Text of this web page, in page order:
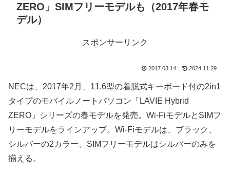
ZERO」SIMフリーモデルも（2017年春モ
デル）
スポンサーリンク
2017.03.14 2024.11.29
NECは、2017年2月、11.6型の着脱式キーボード付の2in1
タイプのモバイルノートパソコン「LAVIE Hybrid
ZERO」シリーズの春モデルを発売。Wi-FiモデルとSIMフ
リーモデルをラインアップ。Wi-Fiモデルは、ブラック、
シルバーの2カラー、SIMフリーモデルはシルバーのみを
揃える。